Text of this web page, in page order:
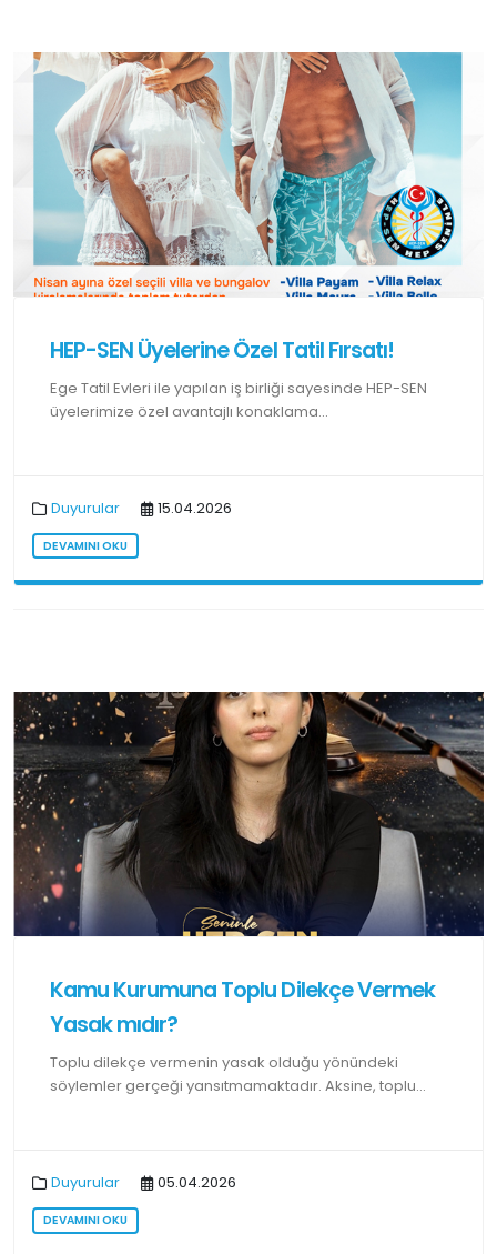
HEP-SEN Üyelerine Özel Tatil Fırsatı!
Ege Tatil Evleri ile yapılan iş birliği sayesinde HEP-SEN
üyelerimize özel avantajlı konaklama...
Duyurular 15.04.2026
DEVAMINI OKU
Kamu Kurumuna Toplu Dilekçe Vermek
Yasak mıdır?
Toplu dilekçe vermenin yasak olduğu yönündeki
söylemler gerçeği yansıtmamaktadır. Aksine, toplu...
Duyurular 05.04.2026
DEVAMINI OKU